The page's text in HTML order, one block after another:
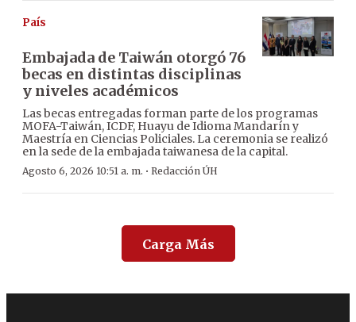
País
Embajada de Taiwán otorgó 76
becas en distintas disciplinas
y niveles académicos
Las becas entregadas forman parte de los programas
MOFA-Taiwán, ICDF, Huayu de Idioma Mandarín y
Maestría en Ciencias Policiales. La ceremonia se realizó
en la sede de la embajada taiwanesa de la capital.
Agosto 6, 2026 10:51 a. m. · Redacción ÚH
Carga Más